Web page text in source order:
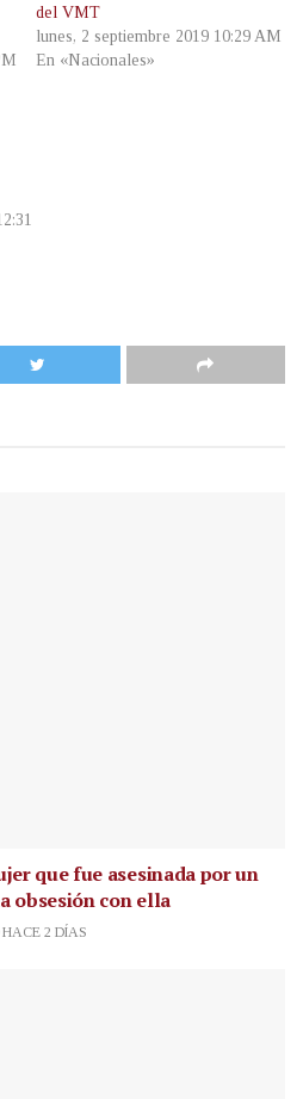
del VMT
lunes, 2 septiembre 2019 10:29 AM
En «Nacionales»
que fue asesinada por un
obsesión con ella
HACE 2 DÍAS